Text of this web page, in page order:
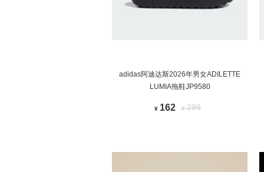
adidas阿迪达斯2026年男女ADILETTE
LUMIA拖鞋JP9580
¥ 162 ¥299